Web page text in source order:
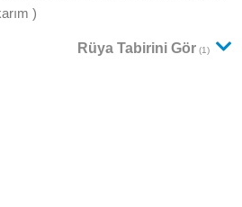
)
Rüya Tabirini Gör (1)